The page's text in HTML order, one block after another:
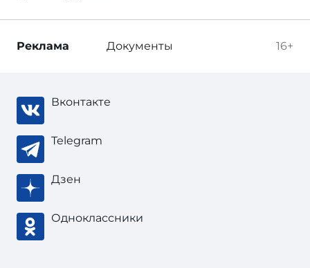
16+
Реклама Документы
Вконтакте
Telegram
Дзен
Одноклассники